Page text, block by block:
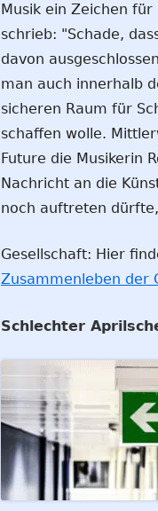
Musik ein Zeichen
schrieb: "Schade,
davon
man auch innerhalb
sicheren Raum für
schaffen wolle.
Future die Musikerin
Nachricht an die
noch auftreten
Gesellschaft: Hier
Zusammenleben der
Schlechter